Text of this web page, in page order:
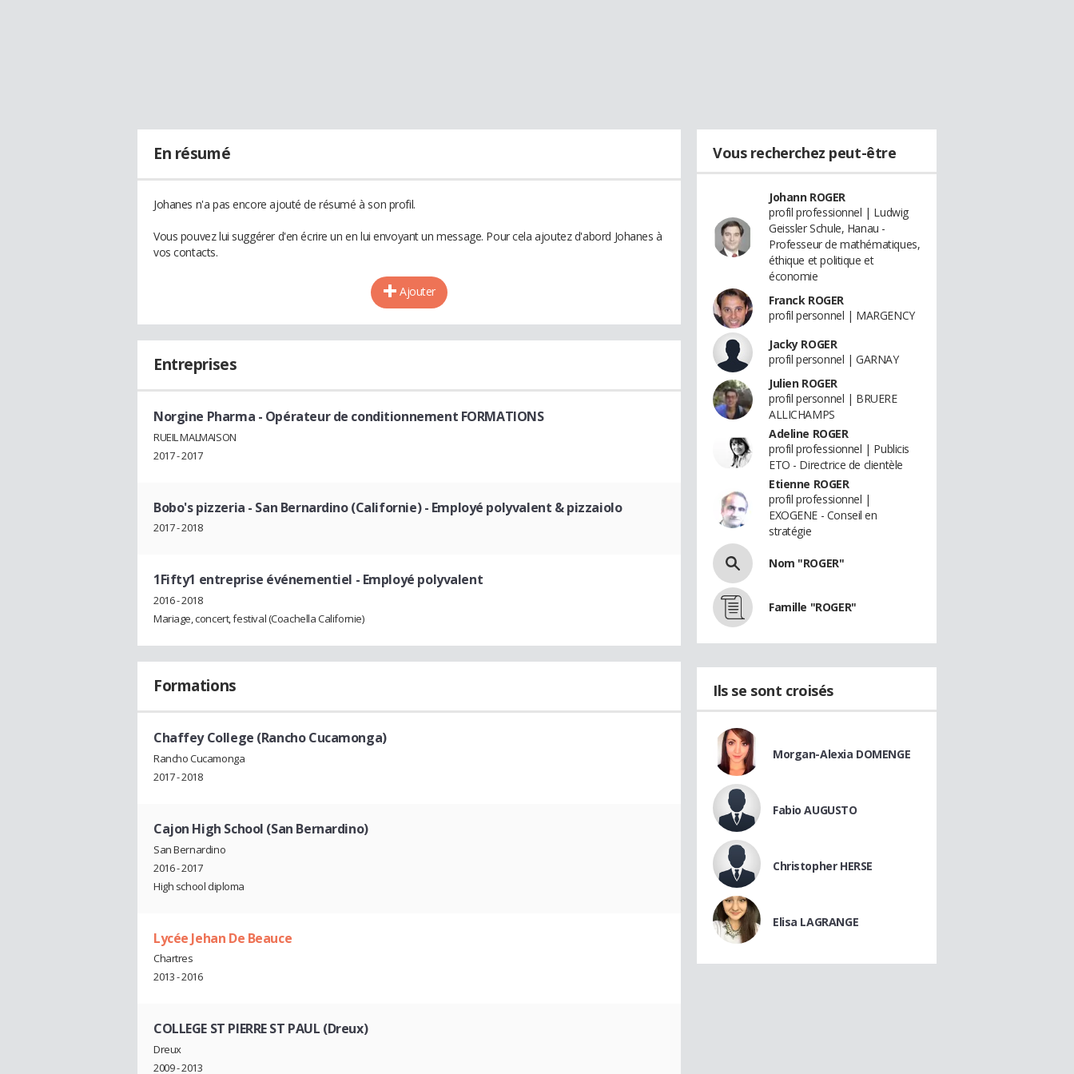
En résumé
Johanes n'a pas encore ajouté de résumé à son profil.
Vous pouvez lui suggérer d'en écrire un en lui envoyant un message. Pour cela ajoutez d'abord Johanes à
vos contacts.
Ajouter
Entreprises
Norgine Pharma - Opérateur de conditionnement FORMATIONS
RUEIL MALMAISON
2017 - 2017
Bobo's pizzeria - San Bernardino (Californie)- Employé polyvalent & pizzaiolo
2017 - 2018
1Fifty1 entreprise événementiel - Employé polyvalent
2016 - 2018
Mariage, concert, festival (Coachella Californie)
Formations
Chaffey College (Rancho Cucamonga)
Rancho Cucamonga
2017 - 2018
Cajon High School (San Bernardino)
San Bernardino
2016 - 2017
High school diploma
Lycée Jehan De Beauce
Chartres
2013 - 2016
COLLEGE ST PIERRE ST PAUL (Dreux)
Dreux
2009 - 2013
Vous recherchez peut-être
Johann ROGER
profil professionnel | Ludwig
Geissler Schule, Hanau -
Professeur de mathématiques,
éthique et politique et
économie
Franck ROGER
profil personnel | MARGENCY
Jacky ROGER
profil personnel | GARNAY
Julien ROGER
profil personnel | BRUERE
ALLICHAMPS
Adeline ROGER
profil professionnel | Publicis
ETO - Directrice de clientèle
Etienne ROGER
profil professionnel |
EXOGENE - Conseil en
stratégie
Nom "ROGER"
Famille "ROGER"
Ils se sont croisés
Morgan-Alexia DOMENGE
Fabio AUGUSTO
Christopher HERSE
Elisa LAGRANGE